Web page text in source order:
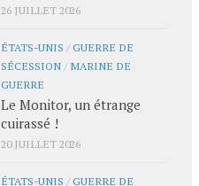
26 JUILLET 2026
ÉTATS-UNIS /GUERRE DE
SÉCESSION / MARINE DE
GUERRE
Le Monitor, un étrange
cuirassé !
20 JUILLET 2026
ÉTATS-UNIS /GUERRE DE